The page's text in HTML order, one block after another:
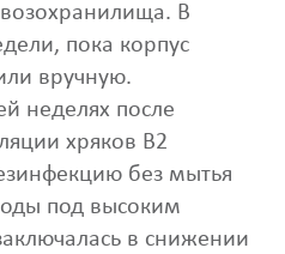
В
пока корпус
вручную.
неделях после
хряков B2
без мытья
под высоким
в снижении